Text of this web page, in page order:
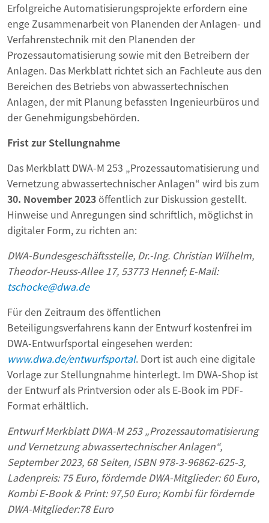
Erfolgreiche Automatisierungsprojekte erfordern eine
enge Zusammenarbeit von Planenden der Anlagen- und
Verfahrenstechnik mit den Planenden der
Prozessautomatisierung sowie mit den Betreibern der
Anlagen. Das Merkblatt richtet sich an Fachleute aus den
Bereichen des Betriebs von abwassertechnischen
Anlagen, der mit Planung befassten Ingenieurbüros und
der Genehmigungsbehörden.
Frist zur Stellungnahme
Das Merkblatt DWA-M 253 „Prozessautomatisierung und
Vernetzung abwassertechnischer Anlagen“ wird bis zum
30. November 2023öffentlich zur Diskussion gestellt.
Hinweise und Anregungen sind schriftlich, möglichst in
digitaler Form, zu richten an:
DWA-Bundesgeschäftsstelle, Dr.-Ing. Christian Wilhelm,
Theodor-Heuss-Allee 17, 53773 Hennef; E-Mail:
tschocke@dwa.de
Für den Zeitraum des öffentlichen
Beteiligungsverfahrens kann der Entwurf kostenfrei im
DWA-Entwurfsportal eingesehen werden:
www.dwa.de/entwurfsportal. Dort ist auch eine digitale
Vorlage zur Stellungnahme hinterlegt. Im DWA-Shop ist
der Entwurf als Printversion oder als E-Book im PDF-
Format erhältlich.
Entwurf Merkblatt DWA-M 253 „Prozessautomatisierung
und Vernetzung abwassertechnischer Anlagen“,
September 2023, 68 Seiten, ISBN 978-3-96862-625-3,
Ladenpreis: 75 Euro, fördernde DWA-Mitglieder: 60 Euro,
Kombi E-Book & Print: 97,50 Euro; Kombi für fördernde
DWA-Mitglieder:78 Euro